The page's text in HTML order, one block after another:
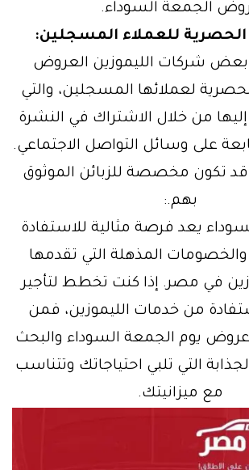
الجمعة السوداء.
بعض شركات الليموزين العروض
لعملائها المسجلين، والتي
من خلال الاشتراك في النشرة
على وسائل التواصل الاجتماعي.
تكون مخصصة للزبائن الموثوق
بهم.:
يعد فرصة مثالية للاستفادة
المذهلة التي تقدمها
في مصر. إذا كنت تخطط لتأجير
من خدمات الليموزين، فمن
عروض يوم الجمعة السوداء والبحث
التي تلبي احتياجاتك وتتناسب
مع ميزانيتك.